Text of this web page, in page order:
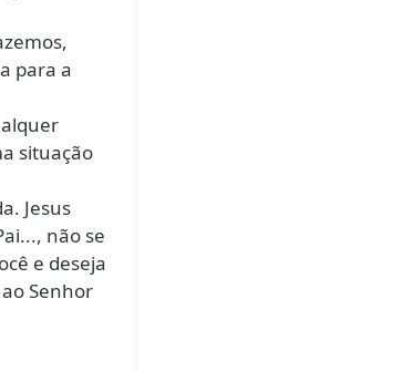
para a
situação
Jesus
não se
e deseja
Senhor